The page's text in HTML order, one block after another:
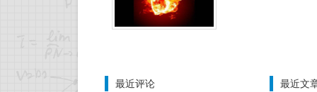
最近评论
最近文